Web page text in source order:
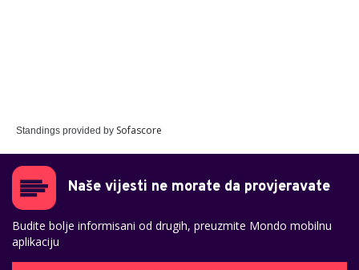
Standings provided by Sofascore
Naše vijesti ne morate da provjeravate
Budite bolje informisani od drugih, preuzmite Mondo mobilnu
aplikaciju